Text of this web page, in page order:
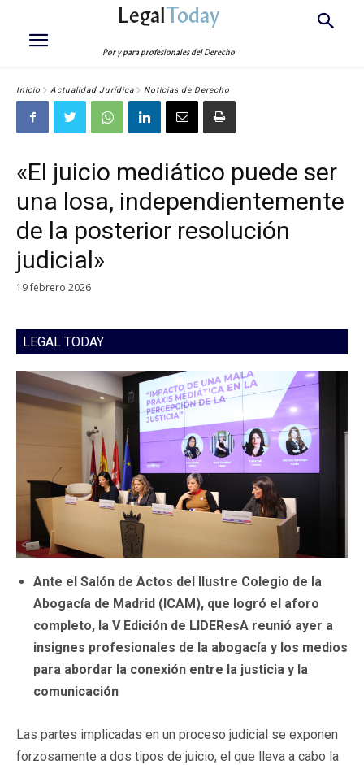
LegalToday
Por y para profesionales del Derecho
Inicio Actualidad Jurídica Noticias de Derecho
«El juicio mediático puede ser
una losa, independientemente
de la posterior resolución
judicial»
19 febrero 2026
LEGAL TODAY
Ante el Salón de Actos del Ilustre Colegio de la
Abogacía de Madrid (ICAM), que logró el aforo
completo, la V Edición de LIDEResA reunió ayer a
insignes profesionales de la abogacía y los medios
para abordar la conexión entre la justicia y la
comunicación
Las partes implicadas en un proceso judicial se exponen
forzosamente a dos tipos de juicio, el que lleva a cabo la